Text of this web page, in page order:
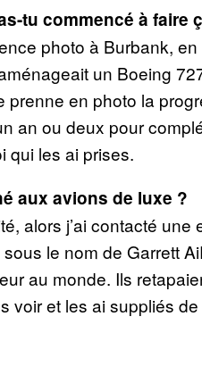
tu commencé à faire
photo à Burbank, en
un Boeing
prenne en photo la
an ou deux pour
qui les ai prises.
aux avions de luxe ?
alors j’ai contacté
le nom de Garrett
au monde. Ils
voir et les ai suppliés